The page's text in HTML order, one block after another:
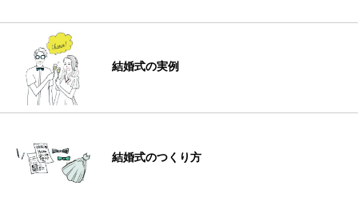
結婚式の実例
結婚式のつくり方